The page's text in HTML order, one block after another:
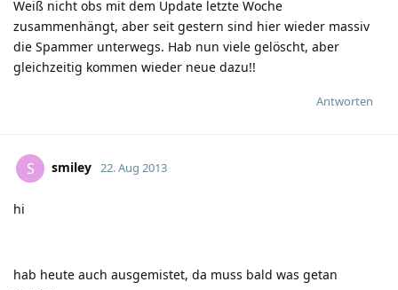
Weiß nicht obs mit dem Update letzte Woche
zusammenhängt, aber seit gestern sind hier wieder massiv
die Spammer unterwegs. Hab nun viele gelöscht, aber
gleichzeitig kommen wieder neue dazu!!
Antworten
S smiley 22. Aug 2013
hi
hab heute auch ausgemistet, da muss bald was getan